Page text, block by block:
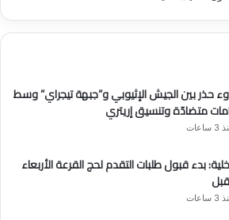
حذر بين الجيش الإثيوبي و”جبهة تيجراي” وسط
متضادّة وتنسيق إريتري
بدء قبول طلبات التقدم لحج القرعة الأربعاء